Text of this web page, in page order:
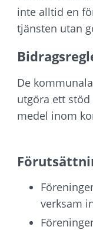
inte alltid en
tjänsten utan
De
utgöra ett
medel inom
verksam